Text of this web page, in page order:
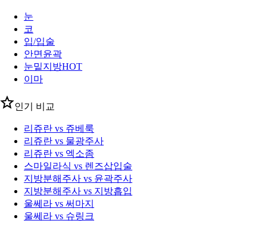
눈
코
입/입술
안면윤곽
눈밑지방HOT
이마
인기 비교
리쥬란 vs 쥬베룩
리쥬란 vs 물광주사
리쥬란 vs 엑소좀
스마일라식 vs 렌즈삽입술
지방분해주사 vs 윤곽주사
지방분해주사 vs 지방흡입
울쎄라 vs 써마지
울쎄라 vs 슈링크